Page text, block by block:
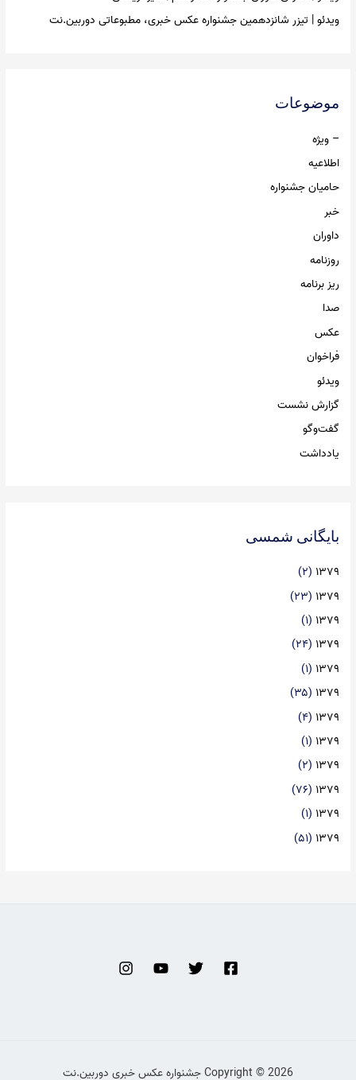
ویدئو | تیزر شانزدهمین جشنواره عکس خبری، مطبوعاتی دوربین.نت
موضوعات
– ویژه
اطلاعیه
حامیان جشنواره
خبر
داوران
روزنامه
ریز برنامه
صدا
عکس
فراخوان
ویدئو
گزارش نشست
گفت‌وگو
یادداشت
بایگانی شمسی
۱۳۷۹ (۲)
۱۳۷۹ (۲۳)
۱۳۷۹ (۱)
۱۳۷۹ (۲۴)
۱۳۷۹ (۱)
۱۳۷۹ (۳۵)
۱۳۷۹ (۴)
۱۳۷۹ (۱)
۱۳۷۹ (۲)
۱۳۷۹ (۷۶)
۱۳۷۹ (۱)
۱۳۷۹ (۵۱)
Copyright © 2026 جشنواره عکس خبری دوربین.نت